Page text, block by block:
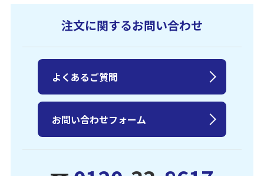
注文に関するお問い合わせ
よくあるご質問
お問い合わせフォーム